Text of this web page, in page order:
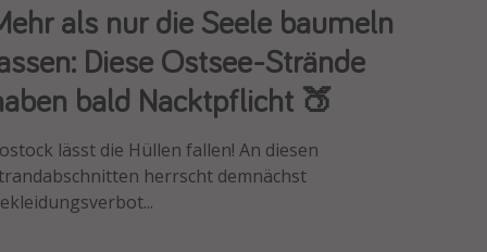
als nur die Seele baumeln
Diese Ostsee-Strände
bald Nacktpflicht 🍑
lässt die Hüllen fallen! An diesen
herrscht demnächst